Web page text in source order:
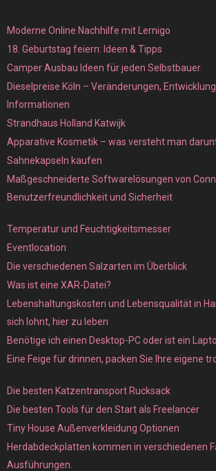
Moderne Online Nachhilfe mit Lernigo
18. Geburtstag feiern: Ideen & Tipps
Camper Ausbau Ideen für jeden Selbstbauer
Dieselpreise Köln – Veränderungen,
Informationen
Strandhaus Holland Katwijk
Apparative Kosmetik – was versteht man
Sahnekapseln kaufen
Maßgeschneiderte Softwarelösungen von
Benutzerfreundlichkeit und Sicherheit
Temperatur und Feuchtigkeitsmesser
Eventlocation
Die verschiedenen Salzarten im Überblick
Was ist eine XAR-Datei?
Lebenshaltungskosten und Lebensqualität in
sich lohnt, hier zu leben
Benötige ich einen Desktop-PC oder ist ein
Eine Feige für drinnen, packen Sie Ihre eigene
Die besten Katzentransport Rucksack
Die besten Tools für den Start als Freelancer
Tiny House Außenverkleidung Optionen
Herdabdeckplatten kommen in verschiedenen
Ausführungen.